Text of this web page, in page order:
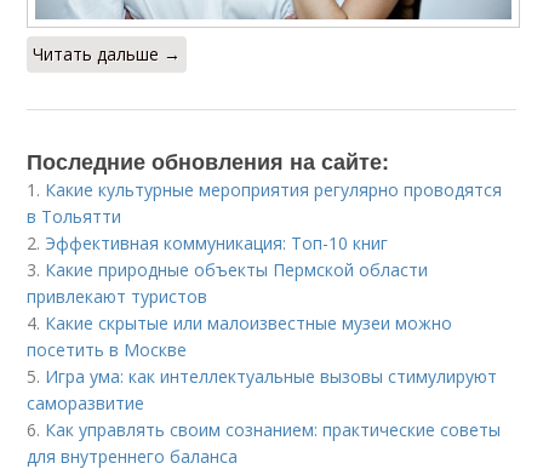
Читать дальше →
Последние обновления на сайте:
1. Какие культурные мероприятия регулярно проводятся
в Тольятти
2. Эффективная коммуникация: Топ-10 книг
3. Какие природные объекты Пермской области
привлекают туристов
4. Какие скрытые или малоизвестные музеи можно
посетить в Москве
5. Игра ума: как интеллектуальные вызовы стимулируют
саморазвитие
6. Как управлять своим сознанием: практические советы
для внутреннего баланса